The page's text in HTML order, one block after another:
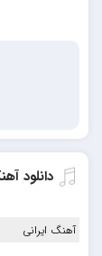
دانلود
آهنگ ایرانی